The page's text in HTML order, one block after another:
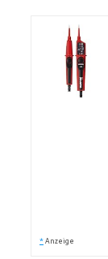
* Anzeige